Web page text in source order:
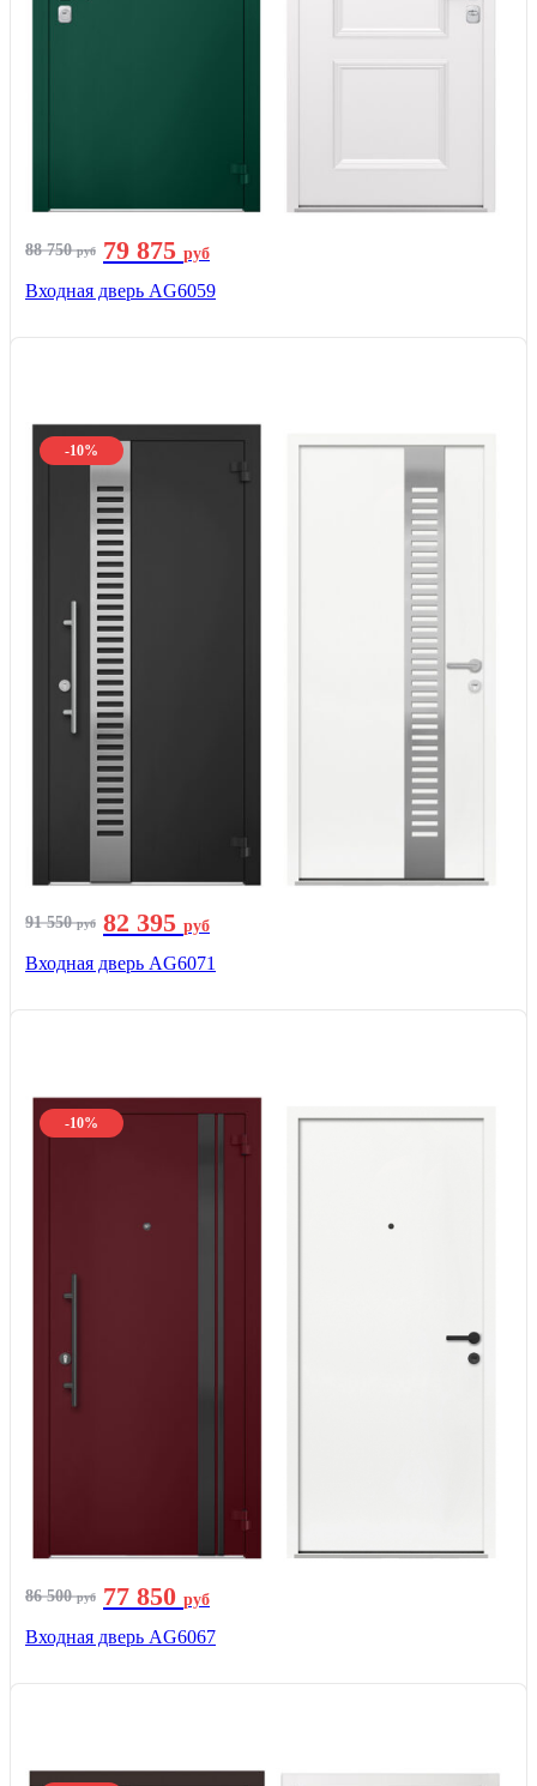
88 750руб 79 875 руб
Входная дверь AG6059
-10%
91 550руб 82 395 руб
Входная дверь AG6071
-10%
86 500руб 77 850 руб
Входная дверь AG6067